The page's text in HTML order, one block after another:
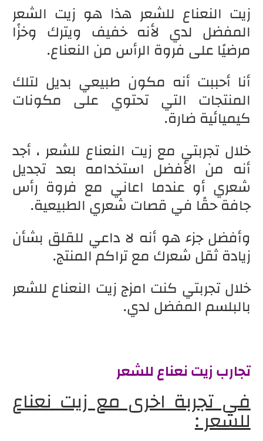
زيت النعناع للشعر هذا هو زيت الشعر
المفضل لدي لأنه خفيف ويترك وخزًا
مرضيًا على فروة الرأس من النعناع.
أنا أحببت أنه مكون طبيعي بديل لتلك
المنتجات التي تحتوي على مكونات
كيميائية ضارة.
خلال تجربتي مع زيت النعناع للشعر ، أجد
أنه من الأفضل استخدامه بعد تجديل
شعري أو عندما اعاني مع فروة رأس
جافة حقًا في قصات شعري الطبيعية.
وأفضل جزء هو أنه لا داعي للقلق بشأن
زيادة ثقل شعرك مع تراكم المنتج.
خلال تجربتي كنت امزج زيت النعناع للشعر
بالبلسم المفضل لدي.
تجارب زيت نعناع للشعر
في تجربة اخرى مع زيت نعناع
للشعر :